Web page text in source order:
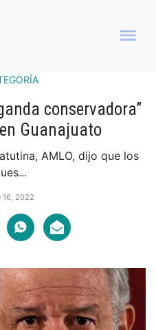
conservadora”
Guanajuato
AMLO, dijo que los
16, 2022